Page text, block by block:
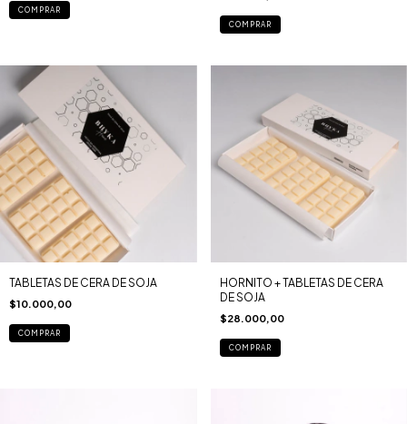
COMPRAR
COMPRAR
TABLETAS DE CERA DE SOJA
$10.000,00
COMPRAR
HORNITO + TABLETAS DE CERA
DE SOJA
$28.000,00
COMPRAR